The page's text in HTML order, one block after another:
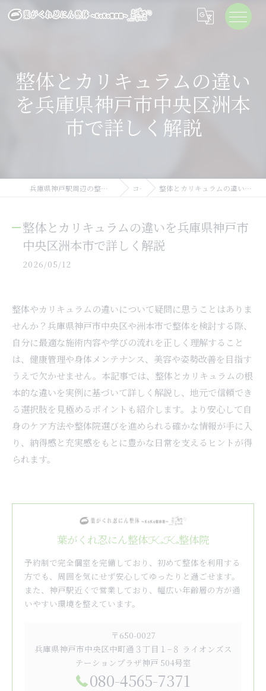
整体とカリキュラムの違い
を兵庫県神戸市中央区洲本
市で詳しく解説
兵庫県神戸駅周辺の整体なら葉がくれ忍にん整体KoKo整体院 コラム 整体とカリキュラムの違いを兵庫県神戸市中央区洲本市で詳しく解説
整体とカリキュラムの違いを兵庫県神戸市
中央区洲本市で詳しく解説
2026/05/12
整体やカリキュラムの違いについて疑問に思うことはありま
せんか？兵庫県神戸市中央区や洲本市で整体を検討する際、
自分に最適な施術内容や学びの流れを正しく理解すること
は、健康管理や身体メンテナンス、美容や姿勢改善を目指す
うえで欠かせません。本記事では、整体とカリキュラムの根
本的な違いを実例に基づいて詳しく解説し、地元で信頼でき
る選択肢を見極めるポイントも紹介します。より安心して自
身のケア方法や整体院選びを進められる確かな情報が手に入
り、納得感と充実感をもとに豊かな日常を支えるヒントが得
られます。
葉がくれ忍にん整体KoKo整体院
予約制で完全個室を完備しており、初めて整体を利用する
方でも、周囲を気にせず安心してゆったりと過ごせます。
また、神戸駅近くで営業しており、幅広い年齢層の方が通
いやすい環境を整えています。
〒650-0027
兵庫県神戸市中央区中町通３丁目１−８ ライオンズス
テーションプラザ神戸 504号室
080-4565-7371